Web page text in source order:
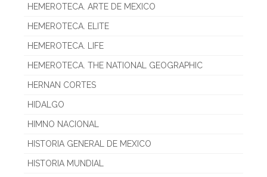
HEMEROTECA. ARTE DE MEXICO
HEMEROTECA. ELITE
HEMEROTECA. LIFE
HEMEROTECA. THE NATIONAL GEOGRAPHIC
HERNAN CORTES
HIDALGO
HIMNO NACIONAL
HISTORIA GENERAL DE MEXICO
HISTORIA MUNDIAL